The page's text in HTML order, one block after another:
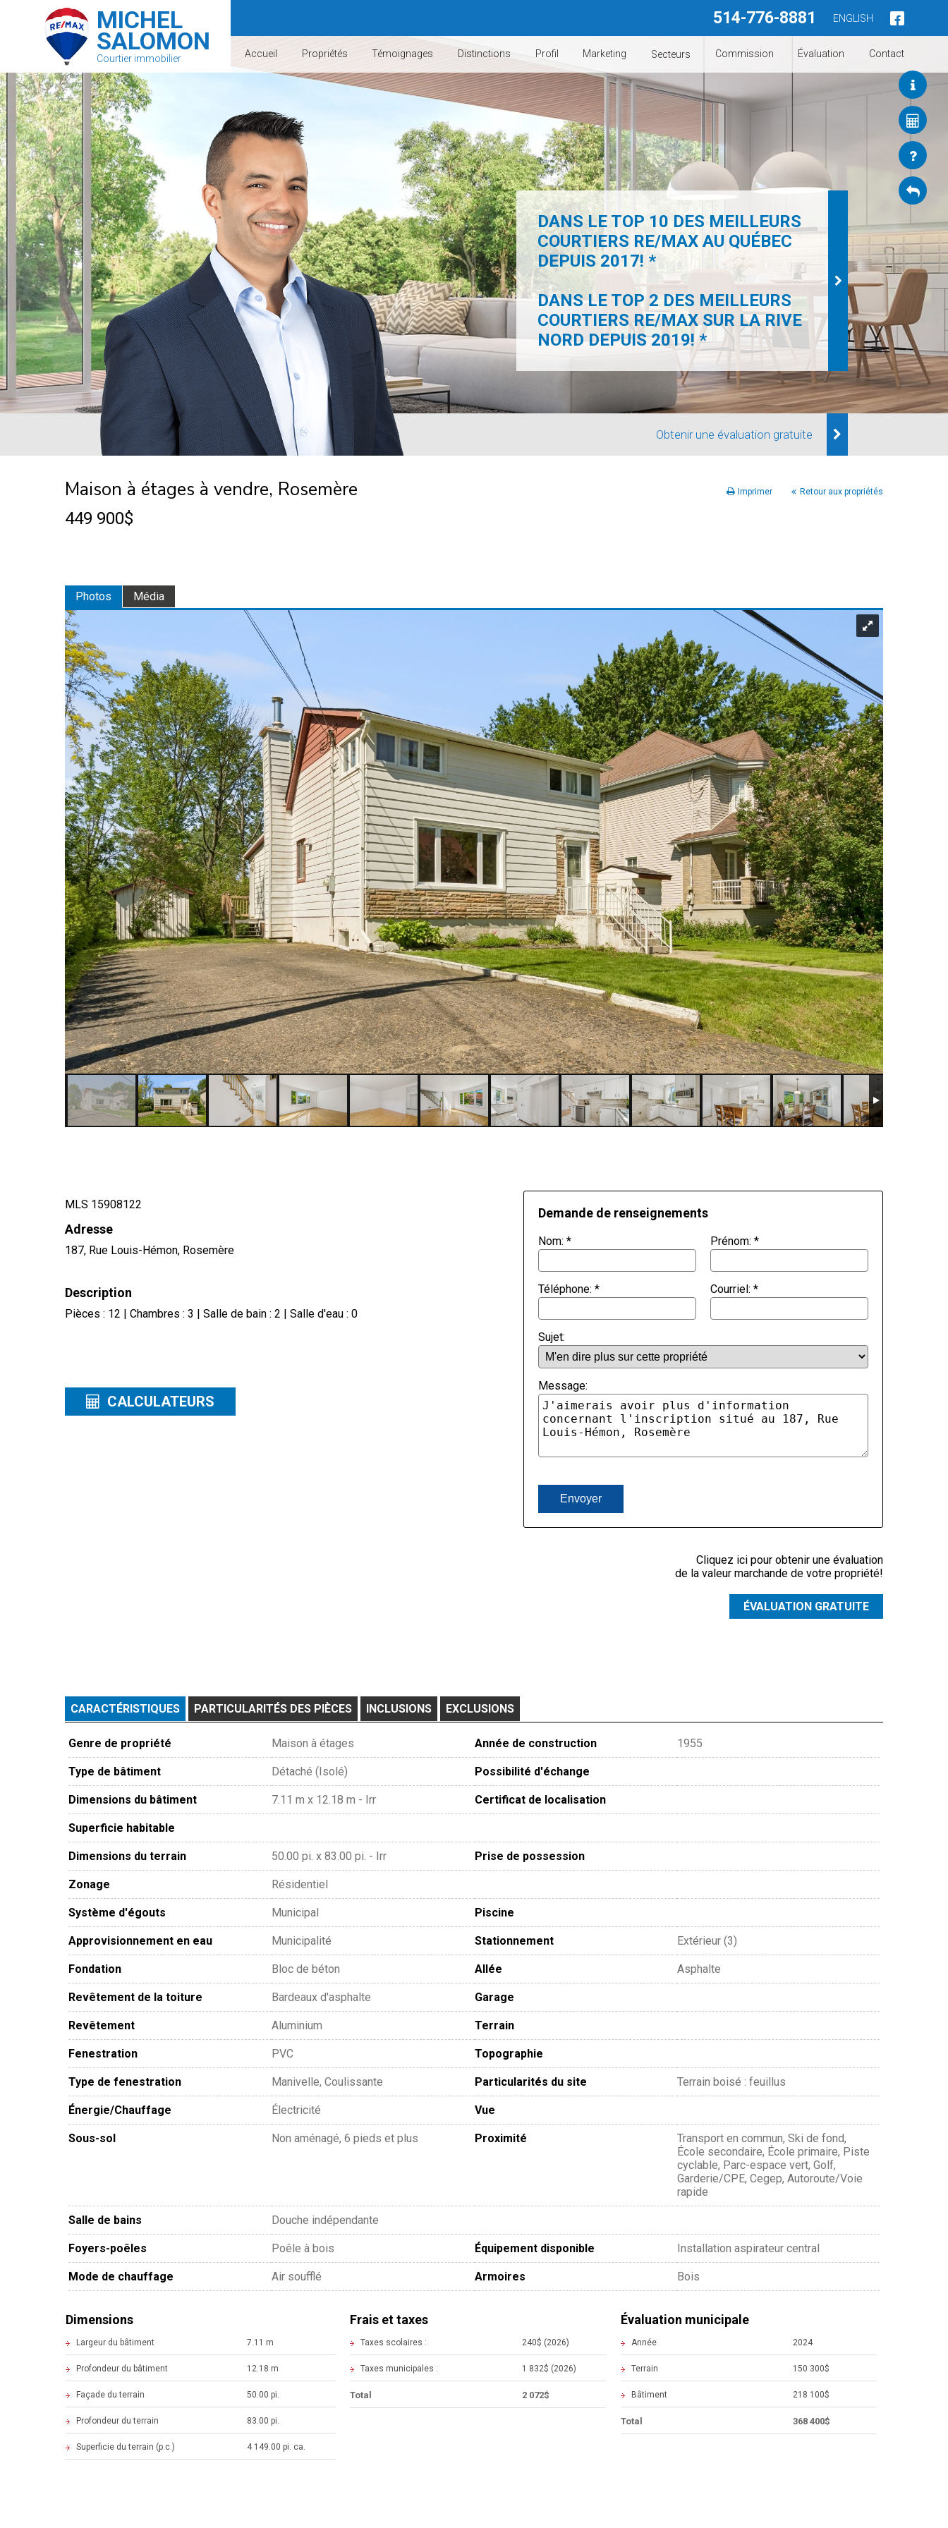
MICHEL
SALOMON
Courtier immobilier
514-776-8881 ENGLISH
Accueil Propriétés Témoignages Distinctions Profil Marketing Secteurs Commission Évaluation Contact
DANS LE TOP 10 DES MEILLEURS
COURTIERS RE/MAX AU QUÉBEC
DEPUIS 2017! *
DANS LE TOP 2 DES MEILLEURS
COURTIERS RE/MAX SUR LA RIVE
NORD DEPUIS 2019! *
Obtenir une évaluation gratuite
Maison à étages à vendre, Rosemère
449 900$
Imprimer Retour aux propriétés
Photos Média
MLS 15908122
Adresse
187, Rue Louis-Hémon, Rosemère
Description
Pièces : 12 | Chambres : 3 | Salle de bain : 2 | Salle d'eau : 0
CALCULATEURS
Demande de renseignements
Nom: * Prénom: *
Téléphone: * Courriel: *
Sujet:
Message:
Cliquez ici pour obtenir une évaluation
de la valeur marchande de votre propriété!
ÉVALUATION GRATUITE
CARACTÉRISTIQUES
Genre de propriété Maison à étages Année de construction 1955
Type de bâtiment Détaché (Isolé) Possibilité d'échange
Dimensions du bâtiment 7.11 m x 12.18 m - Irr Certificat de localisation
Superficie habitable
Dimensions du terrain 50.00 pi. x 83.00 pi. - Irr Prise de possession
Zonage Résidentiel
Système d'égouts Municipal Piscine
Approvisionnement en eau Municipalité Stationnement Extérieur (3)
Fondation Bloc de béton Allée Asphalte
Revêtement de la toiture Bardeaux d'asphalte Garage
Revêtement Aluminium Terrain
Fenestration PVC Topographie
Type de fenestration Manivelle, Coulissante Particularités du site Terrain boisé : feuillus
Énergie/Chauffage Électricité Vue
Sous-sol Non aménagé, 6 pieds et plus Proximité
Transport en commun, Ski de fond,
École secondaire, École primaire, Piste
cyclable, Parc-espace vert, Golf,
Garderie/CPE, Cegep, Autoroute/Voie
rapide
Salle de bains Douche indépendante
Foyers-poêles Poêle à bois Équipement disponible Installation aspirateur central
Mode de chauffage Air soufflé Armoires Bois
Dimensions
Largeur du bâtiment 7.11 m
Profondeur du bâtiment 12.18 m
Façade du terrain 50.00 pi.
Profondeur du terrain 83.00 pi.
Superficie du terrain (p.c.) 4 149.00 pi. ca.
Frais et taxes
Taxes scolaires : 240$ (2026)
Taxes municipales : 1 832$ (2026)
Total 2 072$
Évaluation municipale
Année 2024
Terrain 150 300$
Bâtiment 218 100$
Total 368 400$
PARTICULARITÉS DES PIÈCES INCLUSIONS EXCLUSIONS